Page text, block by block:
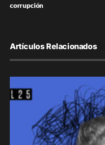
corrupción
Artículos Relacionados